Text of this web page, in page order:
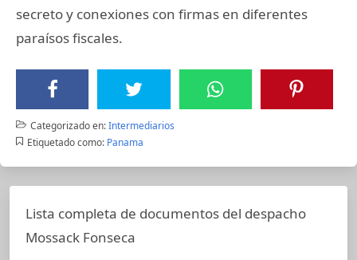
secreto y conexiones con firmas en diferentes
paraísos fiscales.
Categorizado en:Intermediarios
Etiquetado como: Panama
Lista completa de documentos del despacho
Mossack Fonseca